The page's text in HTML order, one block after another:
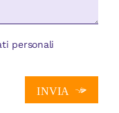
personali